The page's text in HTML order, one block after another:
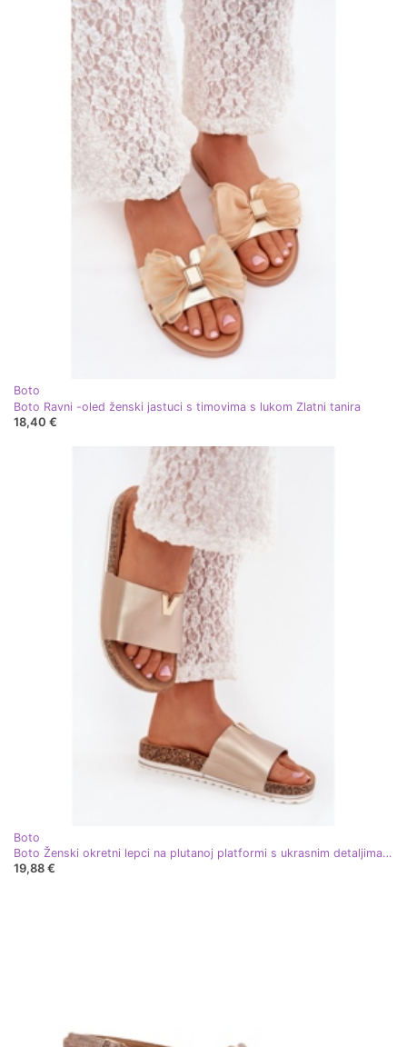
Boto
Boto Ravni -oled ženski jastuci s timovima s lukom Zlatni tanira
18,40 €
Boto
Boto Ženski okretni lepci na plutanoj platformi s ukrasnim detaljima zlata Vessira zlatni
19,88 €